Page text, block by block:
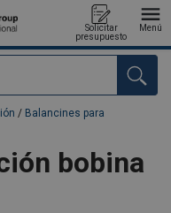
Solicitar
presupuesto
Menú
/ Balancines para
bobina